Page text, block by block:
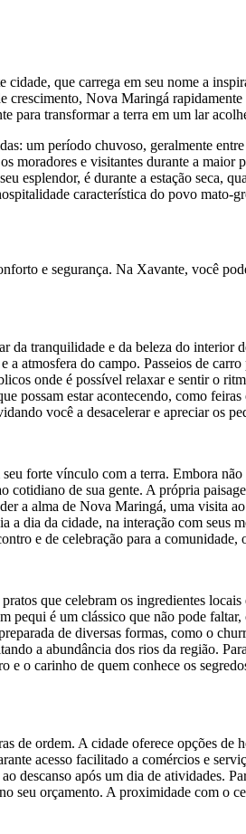
cidade, que carrega em seu nome a
Nova Maringá
para transformar a terra em um lar
um período chuvoso, geralmente
moradores e visitantes durante a
esplendor, é durante a estação seca,
característica do povo mato-
e segurança. Na Xavante, você
tranquilidade e da beleza do interior
atmosfera do campo. Passeios de
onde é possível relaxar e sentir o
possam estar acontecendo, como
você a desacelerar e apreciar os
forte vínculo com a terra. Embora
de sua gente. A própria
a alma de Nova Maringá, uma visita
dia da cidade, na interação com seus
e de celebração para a
que celebram os ingredientes
pequi é um clássico que não pode
de diversas formas, como o
a abundância dos rios da região.
e o carinho de quem conhece os
ordem. A cidade oferece opções de
acesso facilitado a comércios e
descanso após um dia de atividades.
seu orçamento. A proximidade com o